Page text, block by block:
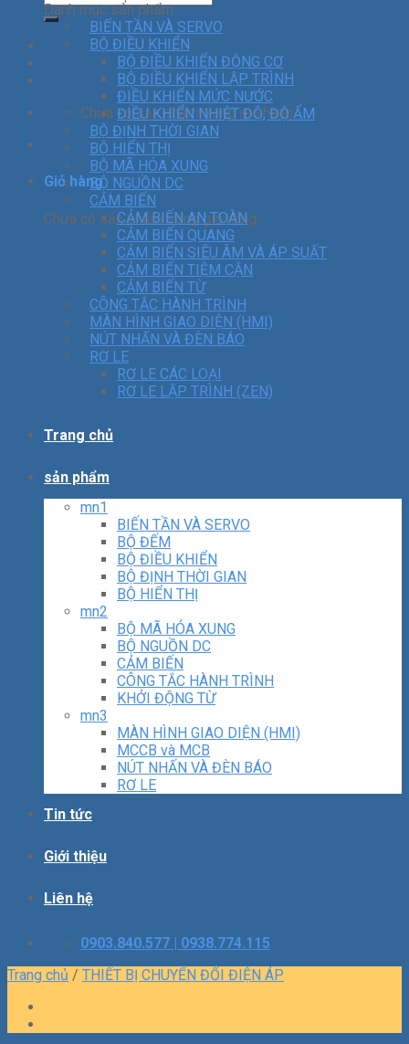
Chưa có sản phẩm trong giỏ hàng.
Giỏ hàng
Chưa có sản phẩm trong giỏ hàng.
Danh mục sản phẩm
BIẾN TẦN VÀ SERVO
BỘ ĐIỀU KHIỂN
BỘ ĐIỀU KHIỂN ĐỘNG CƠ
BỘ ĐIỀU KHIỂN LẬP TRÌNH
ĐIỀU KHIỂN MỨC NƯỚC
ĐIỀU KHIỂN NHIỆT ĐỘ, ĐỘ ẨM
BỘ ĐỊNH THỜI GIAN
BỘ HIỂN THỊ
BỘ MÃ HÓA XUNG
BỘ NGUỒN DC
CẢM BIẾN
CẢM BIẾN AN TOÀN
CẢM BIẾN QUANG
CẢM BIẾN SIÊU ÂM VÀ ÁP SUẤT
CẢM BIẾN TIỆM CẬN
CẢM BIẾN TỪ
CÔNG TẮC HÀNH TRÌNH
MÀN HÌNH GIAO DIỆN (HMI)
NÚT NHẤN VÀ ĐÈN BÁO
RƠ LE
RƠ LE CÁC LOẠI
RƠ LE LẬP TRÌNH (ZEN)
Trang chủ
sản phẩm
mn1
BIẾN TẦN VÀ SERVO
BỘ ĐẾM
BỘ ĐIỀU KHIỂN
BỘ ĐỊNH THỜI GIAN
BỘ HIỂN THỊ
mn2
BỘ MÃ HÓA XUNG
BỘ NGUỒN DC
CẢM BIẾN
CÔNG TẮC HÀNH TRÌNH
KHỞI ĐỘNG TỪ
mn3
MÀN HÌNH GIAO DIỆN (HMI)
MCCB và MCB
NÚT NHẤN VÀ ĐÈN BÁO
RƠ LE
Tin tức
Giới thiệu
Liên hệ
0903.840.577 | 0938.774.115
Trang chủ / THIẾT BỊ CHUYỂN ĐỔI ĐIỆN ÁP